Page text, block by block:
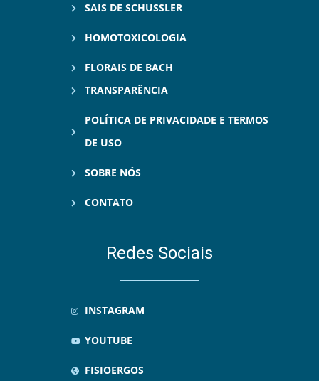
SAIS DE SCHUSSLER
HOMOTOXICOLOGIA
FLORAIS DE BACH
TRANSPARÊNCIA
POLÍTICA DE PRIVACIDADE E TERMOS
DE USO
SOBRE NÓS
CONTATO
Redes Sociais
INSTAGRAM
YOUTUBE
FISIOERGOS